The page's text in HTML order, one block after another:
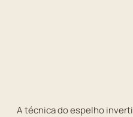
A técnica do espelho